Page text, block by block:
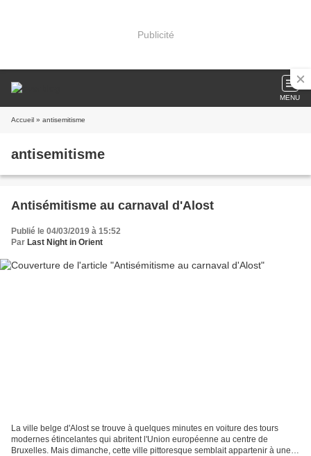
Publicité
MENU
Accueil » antisemitisme
antisemitisme
Antisémitisme au carnaval d'Alost
Publié le 04/03/2019 à 15:52
Par Last Night in Orient
La ville belge d'Alost se trouve à quelques minutes en voiture des tours
modernes étincelantes qui abritent l'Union européenne au centre de
Bruxelles. Mais dimanche, cette ville pittoresque semblait appartenir à une